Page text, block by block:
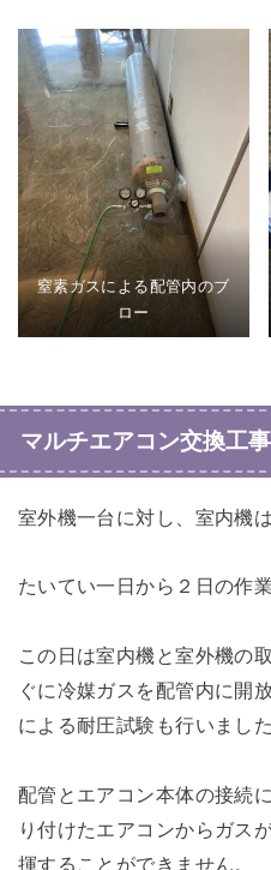
窒素ガスによる配管内のブ
ロー
マルチエアコン交換工
室外機一台に対し、室内機
たいてい一日から２日の作
この日は室内機と室外機の
ぐに冷媒ガスを配管内に開
による耐圧試験も行いました
配管とエアコン本体の接続
り付けたエアコンからガス
揮することができません。